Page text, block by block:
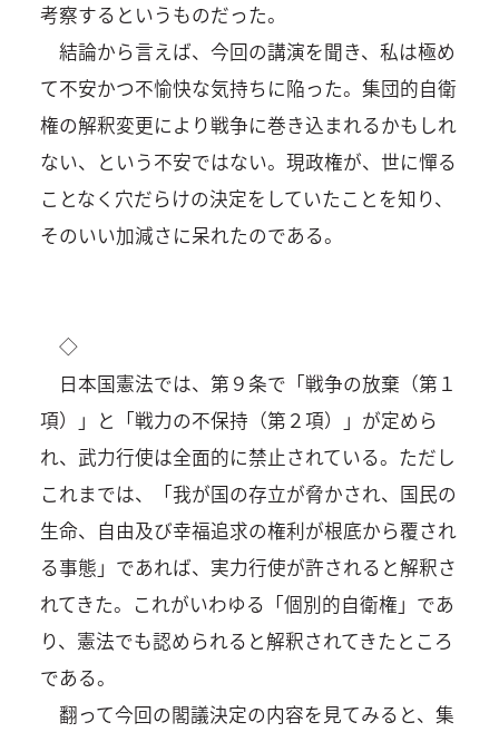
考察するというものだった。
結論から言えば、今回の講演を聞き、私は極め
て不安かつ不愉快な気持ちに陥った。集団的自衛
権の解釈変更により戦争に巻き込まれるかもしれ
ない、という不安ではない。現政権が、世に憚る
ことなく穴だらけの決定をしていたことを知り、
そのいい加減さに呆れたのである。
◇
日本国憲法では、第９条で「戦争の放棄（第１
項）」と「戦力の不保持（第２項）」が定めら
れ、武力行使は全面的に禁止されている。ただし
これまでは、「我が国の存立が脅かされ、国民の
生命、自由及び幸福追求の権利が根底から覆され
る事態」であれば、実力行使が許されると解釈さ
れてきた。これがいわゆる「個別的自衛権」であ
り、憲法でも認められると解釈されてきたところ
である。
翻って今回の閣議決定の内容を見てみると、集